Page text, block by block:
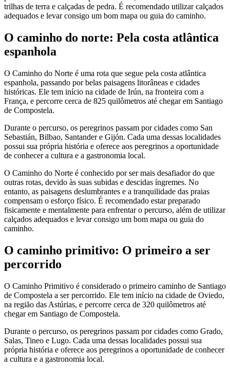
trilhas de terra e calçadas de pedra. É recomendado utilizar calçados
adequados e levar consigo um bom mapa ou guia do caminho.
O caminho do norte: Pela costa atlântica
espanhola
O Caminho do Norte é uma rota que segue pela costa atlântica
espanhola, passando por belas paisagens litorâneas e cidades
históricas. Ele tem início na cidade de Irún, na fronteira com a
França, e percorre cerca de 825 quilômetros até chegar em Santiago
de Compostela.
Durante o percurso, os peregrinos passam por cidades como San
Sebastián, Bilbao, Santander e Gijón. Cada uma dessas localidades
possui sua própria história e oferece aos peregrinos a oportunidade
de conhecer a cultura e a gastronomia local.
O Caminho do Norte é conhecido por ser mais desafiador do que
outras rotas, devido às suas subidas e descidas íngremes. No
entanto, as paisagens deslumbrantes e a tranquilidade das praias
compensam o esforço físico. É recomendado estar preparado
fisicamente e mentalmente para enfrentar o percurso, além de utilizar
calçados adequados e levar consigo um bom mapa ou guia do
caminho.
O caminho primitivo: O primeiro a ser
percorrido
O Caminho Primitivo é considerado o primeiro caminho de Santiago
de Compostela a ser percorrido. Ele tem início na cidade de Oviedo,
na região das Astúrias, e percorre cerca de 320 quilômetros até
chegar em Santiago de Compostela.
Durante o percurso, os peregrinos passam por cidades como Grado,
Salas, Tineo e Lugo. Cada uma dessas localidades possui sua
própria história e oferece aos peregrinos a oportunidade de conhecer
a cultura e a gastronomia local.